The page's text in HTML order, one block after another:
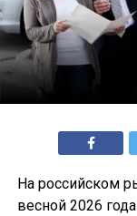
На российском
весной 2026